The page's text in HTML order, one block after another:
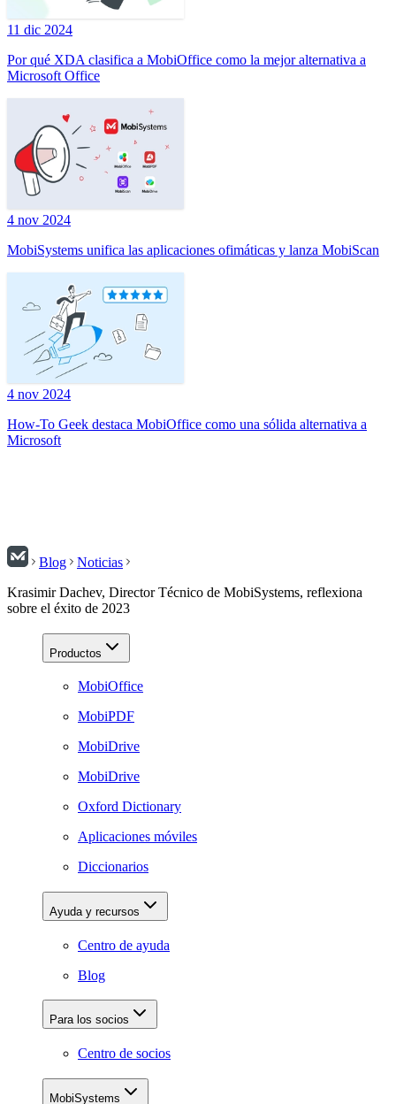
11 dic 2024
Por qué XDA clasifica a MobiOffice como la mejor alternativa a
Microsoft Office
4 nov 2024
MobiSystems unifica las aplicaciones ofimáticas y lanza MobiScan
4 nov 2024
How-To Geek destaca MobiOffice como una sólida alternativa a
Microsoft
Blog
Noticias
Krasimir Dachev, Director Técnico de MobiSystems, reflexiona
sobre el éxito de 2023
Productos
MobiOffice
MobiPDF
MobiDrive
MobiDrive
Oxford Dictionary
Aplicaciones móviles
Diccionarios
Ayuda y recursos
Centro de ayuda
Blog
Para los socios
Centro de socios
MobiSystems